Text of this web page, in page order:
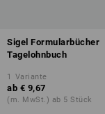
Sigel Formularbücher
Tagelohnbuch
1 Variante
ab € 9,67
(m. MwSt.) ab 5 Stück